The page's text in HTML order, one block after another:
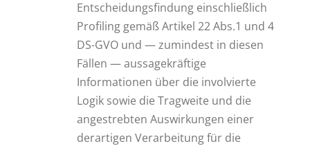
Entscheidungsfindung einschließlich
Profiling gemäß Artikel 22 Abs.1 und 4
DS-GVO und — zumindest in diesen
Fällen — aussagekräftige
Informationen über die involvierte
Logik sowie die Tragweite und die
angestrebten Auswirkungen einer
derartigen Verarbeitung für die